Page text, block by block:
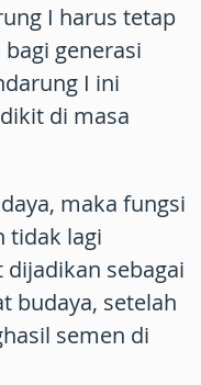
I harus tetap
generasi
I ini
di masa
maka fungsi
tidak lagi
sebagai
budaya, setelah
semen di